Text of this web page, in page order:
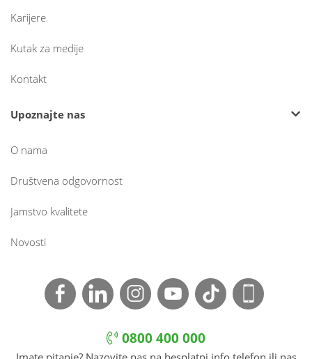
Karijere
Kutak za medije
Kontakt
Upoznajte nas
O nama
Društvena odgovornost
Jamstvo kvalitete
Novosti
0800 400 000